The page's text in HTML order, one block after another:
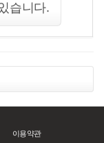
습니다.
이용약관